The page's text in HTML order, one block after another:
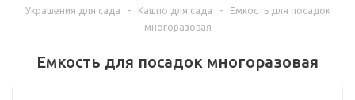
Украшения для сада
- Кашпо для сада -
Емкость для посадок
многоразовая
Емкость для посадок многоразовая